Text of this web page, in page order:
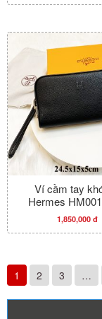
Ví cầm tay
Hermes
1,850,000 đ
1 2 3 …